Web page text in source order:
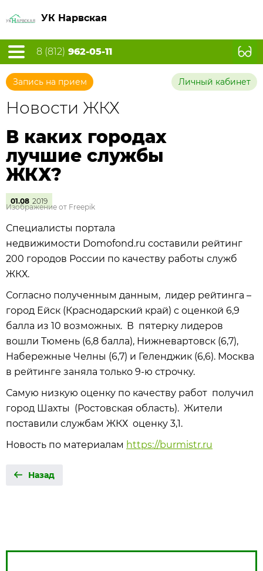
УК Нарвская
8 (812) 962-05-11
Запись на прием Личный кабинет
Новости ЖКХ
В каких городах
лучшие службы
ЖКХ?
01.08 2019
Изображение от Freepik
Специалисты портала
недвижимости Domofond.ru составили рейтинг
200 городов России по качеству работы служб
ЖКХ.
Согласно полученным данным, лидер рейтинга –
город Ейск (Краснодарский край) с оценкой 6,9
балла из 10 возможных. В пятерку лидеров
вошли Тюмень (6,8 балла), Нижневартовск (6,7),
Набережные Челны (6,7) и Геленджик (6,6). Москва
в рейтинге заняла только 9-ю строчку.
Самую низкую оценку по качеству работ получил
город Шахты (Ростовская область). Жители
поставили службам ЖКХ оценку 3,1.
Новость по материалам https://burmistr.ru
Назад